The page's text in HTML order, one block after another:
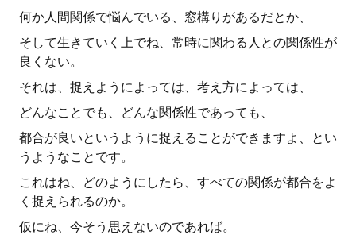
何か人間関係で悩んでいる、窓構りがあるだとか、
そして生きていく上でね、常時に関わる人との関係性が
良くない。
それは、捉えようによっては、考え方によっては、
どんなことでも、どんな関係性であっても、
都合が良いというように捉えることができますよ、とい
うようなことです。
これはね、どのようにしたら、すべての関係が都合をよ
く捉えられるのか。
仮にね、今そう思えないのであれば。